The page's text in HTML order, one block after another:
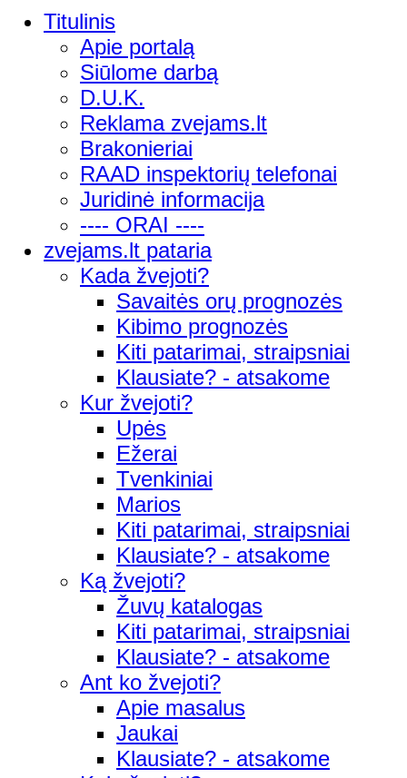
Titulinis
Apie portalą
Siūlome darbą
D.U.K.
Reklama zvejams.lt
Brakonieriai
RAAD inspektorių telefonai
Juridinė informacija
---- ORAI ----
zvejams.lt pataria
Kada žvejoti?
Savaitės orų prognozės
Kibimo prognozės
Kiti patarimai, straipsniai
Klausiate? - atsakome
Kur žvejoti?
Upės
Ežerai
Tvenkiniai
Marios
Kiti patarimai, straipsniai
Klausiate? - atsakome
Ką žvejoti?
Žuvų katalogas
Kiti patarimai, straipsniai
Klausiate? - atsakome
Ant ko žvejoti?
Apie masalus
Jaukai
Klausiate? - atsakome